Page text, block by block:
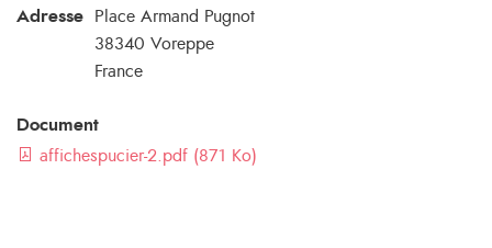
Adresse
Place Armand Pugnot
38340 Voreppe
France
Document
affichespucier-2.pdf (871 Ko)